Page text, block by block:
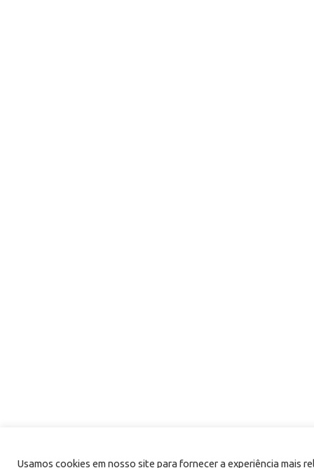
Usamos cookies em nosso site para fornecer a experiência mais